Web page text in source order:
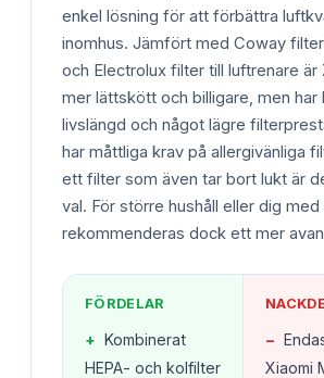
enkel lösning för att förbättra
inomhus. Jämfört med Coway
och Electrolux filter till luftrenare
mer lättskött och billigare, men har
livslängd och något lägre
har måttliga krav på allergivänliga
ett filter som även tar bort lukt är
val. För större hushåll eller dig med
rekommenderas dock ett mer
FÖRDELAR
+ Kombinerat
HEPA- och kolfilter
−
Xiaomi